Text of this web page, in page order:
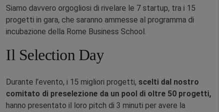
Siamo davvero orgogliosi di rivelare le 7 startup, tra i 15
progetti in gara, che saranno ammesse al programma di
incubazione della Rome Business School.
Il Selection Day
Durante l’evento, i 15 migliori progetti, scelti dal nostro
comitato di preselezione da un pool di oltre 50 progetti,
hanno presentato il loro pitch di 3 minuti per avere la